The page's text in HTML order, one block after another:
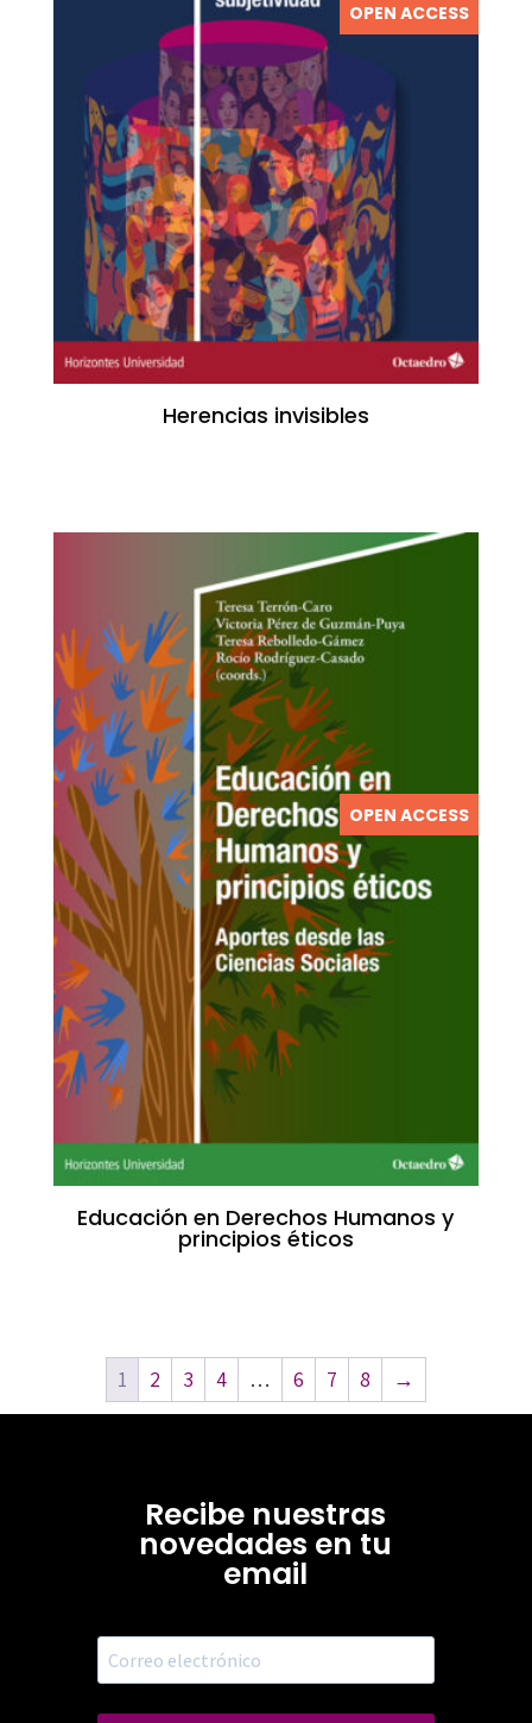
OPEN ACCESS
Herencias invisibles
OPEN ACCESS
Educación en Derechos Humanos y
principios éticos
1 2 3 4 … 6 7 8 →
Recibe nuestras
novedades en tu
email